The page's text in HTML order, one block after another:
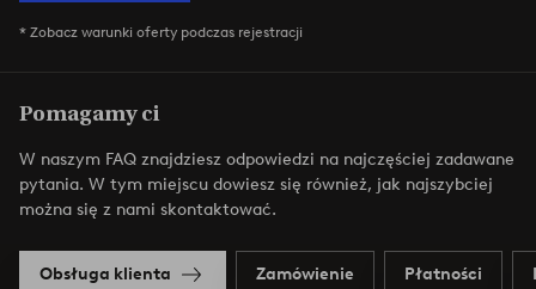
* Zobacz warunki oferty podczas rejestracji
Pomagamy ci
W naszym FAQ znajdziesz odpowiedzi na najczęściej zadawane
pytania. W tym miejscu dowiesz się również, jak najszybciej
można się z nami skontaktować.
Obsługa klienta Zamówienie Płatności